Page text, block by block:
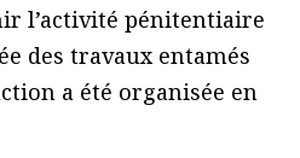
l’activité pénitentiaire
des travaux entamés
a été organisée en